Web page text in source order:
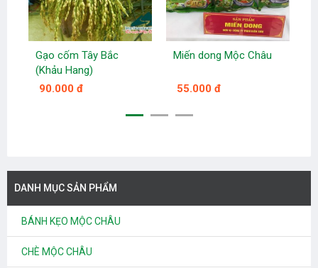
Gạo cốm Tây Bắc
(Khảu Hang)
90.000 đ
Miến dong Mộc Châu
55.000 đ
DANH MỤC SẢN PHẨM
BÁNH KẸO MỘC CHÂU
CHÈ MỘC CHÂU